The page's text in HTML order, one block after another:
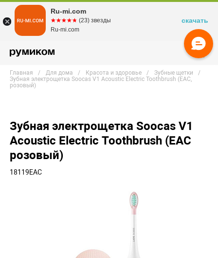
Главная Для дома Красота и здоровье
Зубные щетки
Зубная электрощетка Soocas V1 Acoustic Electric Toothbrush (EAC,
розовый)
Зубная электрощетка Soocas V1
Acoustic Electric Toothbrush (EAC
розовый)
18119EAC
Ru-mi.com
☆☆☆☆☆
★★★★★ (23) звезды
Ru-mi.com
скачать